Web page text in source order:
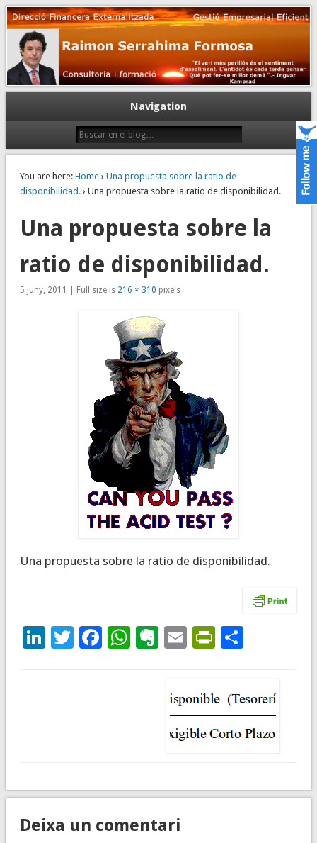
Dirección financiera de la PyME
Gestión empresarial eficiente. Dirección financiera externalizada.
Navigation
You are here: Home› Una propuesta sobre la ratio de
disponibilidad.› Una propuesta sobre la ratio de disponibilidad.
Una propuesta sobre la
ratio de disponibilidad.
5 juny, 2011 | Full size is 216 × 310 pixels
Una propuesta sobre la ratio de disponibilidad.
LinkedIn
Twitter
Facebook
WhatsApp
Evernote
Email
Deixa un comentari